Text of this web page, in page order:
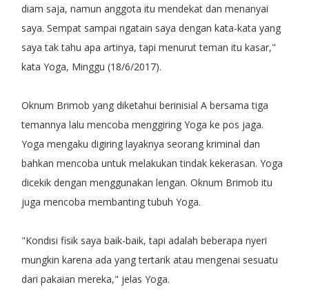
diam saja, namun anggota itu mendekat dan menanyai
saya. Sempat sampai ngatain saya dengan kata-kata yang
saya tak tahu apa artinya, tapi menurut teman itu kasar,"
kata Yoga, Minggu (18/6/2017).
Oknum Brimob yang diketahui berinisial A bersama tiga
temannya lalu mencoba menggiring Yoga ke pos jaga.
Yoga mengaku digiring layaknya seorang kriminal dan
bahkan mencoba untuk melakukan tindak kekerasan. Yoga
dicekik dengan menggunakan lengan. Oknum Brimob itu
juga mencoba membanting tubuh Yoga.
"Kondisi fisik saya baik-baik, tapi adalah beberapa nyeri
mungkin karena ada yang tertarik atau mengenai sesuatu
dari pakaian mereka," jelas Yoga.